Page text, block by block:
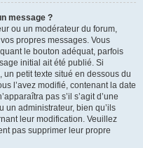
message ?
ou un modérateur du forum,
propres messages. Vous
le bouton adéquat, parfois
initial ait été publié. Si
petit texte situé en dessous du
l’avez modifié, contenant la date
pas s’il s’agit d’une
un administrateur, bien qu’ils
leur modification. Veuillez
pas supprimer leur propre